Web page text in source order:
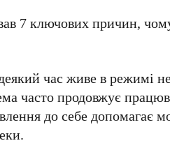
7 ключових причин,
час живе в режимі
часто продовжує
до себе допомагає